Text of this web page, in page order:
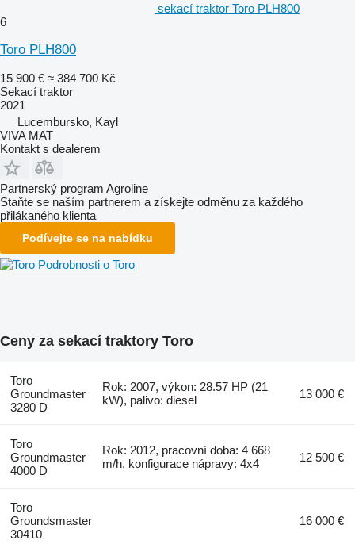
sekací traktor Toro PLH800
6
Toro PLH800
15 900 € ≈ 384 700 Kč
Sekací traktor
2021
Lucembursko, Kayl
VIVA MAT
Kontakt s dealerem
Partnerský program Agroline
Staňte se naším partnerem a získejte odměnu za každého
přilákaného klienta
Podívejte se na nabídku
Podrobnosti o Toro
Ceny za sekací traktory Toro
Toro
Groundmaster
3280 D
Rok: 2007, výkon: 28.57 HP (21
kW), palivo: diesel
13 000 €
Toro
Groundmaster
4000 D
Rok: 2012, pracovní doba: 4 668
m/h, konfigurace nápravy: 4x4
12 500 €
Toro
Groundsmaster
30410
16 000 €